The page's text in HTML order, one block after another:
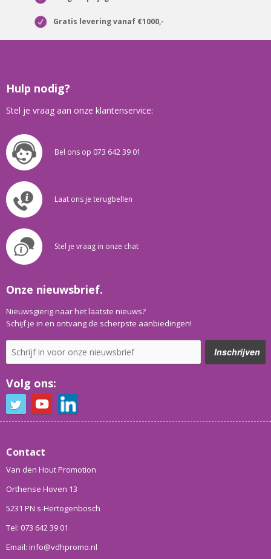
Gratis levering vanaf €1000,-
Hulp nodig?
Stel je vraag aan onze klantenservice:
Bel ons op 073 642 39 01
Laat ons je terugbellen
Stel je vraag in onze chat
Onze nieuwsbrief.
Nieuwsgierig naar het laatste nieuws?
Schijf je in en ontvang de scherpste aanbiedingen!
Volg ons:
Contact
Van den Hout Promotion
Orthense Hoven 13
5231 PN s-Hertogenbosch
Tel: 073 642 39 01
Email: info@vdhpromo.nl